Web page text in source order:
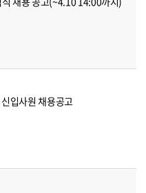
입사원 채용공고